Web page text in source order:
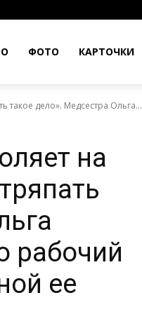
ФОТО КАРТОЧКИ
такое дело». Медсестра Ольга...
на
рабочий
ее